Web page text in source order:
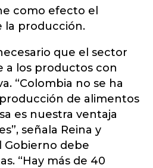
como efecto el
la producción.
que el sector
a los productos con
“Colombia no se ha
de alimentos
es nuestra ventaja
señala Reina y
Gobierno debe
“Hay más de 40